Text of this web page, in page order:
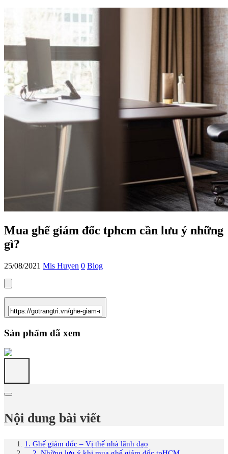
Mua ghế giám đốc tphcm cần lưu ý những
gì?
25/08/2021 Mis Huyen 0 Blog
Sản phẩm đã xem
Nội dung bài viết
1. Ghế giám đốc – Vị thế nhà lãnh đạo